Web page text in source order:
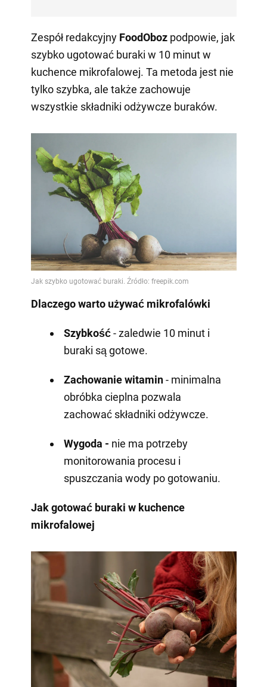
Zespół redakcyjny FoodOboz podpowie, jak
szybko ugotować buraki w 10 minut w
kuchence mikrofalowej. Ta metoda jest nie
tylko szybka, ale także zachowuje
wszystkie składniki odżywcze buraków.
Dlaczego warto używać mikrofalówki
Szybkość- zaledwie 10 minut i
buraki są gotowe.
Zachowanie witamin- minimalna
obróbka cieplna pozwala
zachować składniki odżywcze.
Wygoda - nie ma potrzeby
monitorowania procesu i
spuszczania wody po gotowaniu.
Jak gotować buraki w kuchence
mikrofalowej